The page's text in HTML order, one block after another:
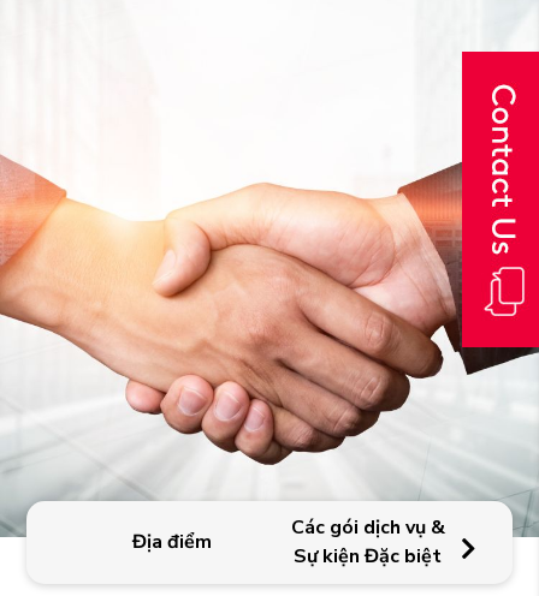
Địa điểm
Các gói dịch vụ &
Sự kiện Đặc biệt